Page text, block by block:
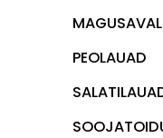
PEOLAUAD